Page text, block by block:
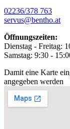
02236/378 763
servus@bentho.at
Öffnungszeiten:
Dienstag - Freitag:
Samstag: 9:30 -
Damit eine Karte
angegeben werden